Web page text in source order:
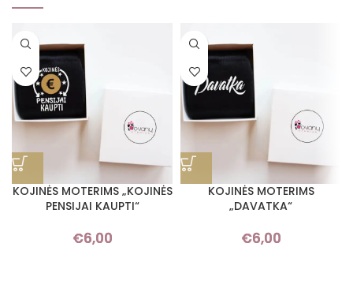
KOJINĖS MOTERIMS „KOJINĖS
PENSIJAI KAUPTI“
€6,00
KOJINĖS MOTERIMS
„DAVATKA“
€6,00